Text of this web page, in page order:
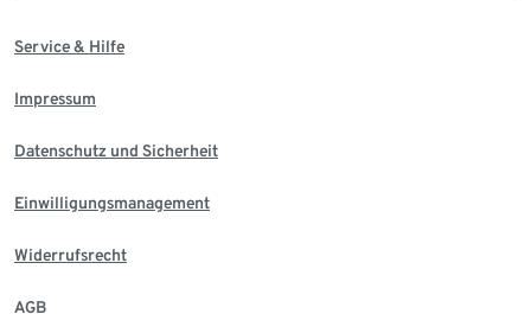
Service & Hilfe
Impressum
Datenschutz und Sicherheit
Einwilligungsmanagement
Widerrufsrecht
AGB